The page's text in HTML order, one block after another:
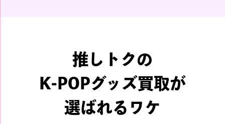
推しトクの
K-POPグッズ買取が
選ばれるワケ